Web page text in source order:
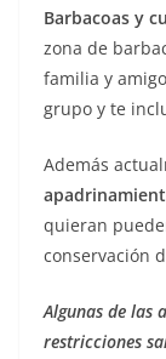
Barbacoas y
zona de
familia y
grupo y te
Además
quieran
conservación
Algunas de las
restricciones